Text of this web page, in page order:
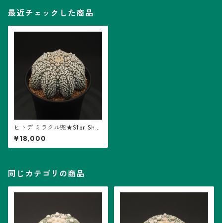
最近チェックした商品
ヒトデ ミラクル兜★Star Sha
pe(2506-S05)：アストロフィ
ツム属 ※実生
¥18,000
同じカテゴリの商品